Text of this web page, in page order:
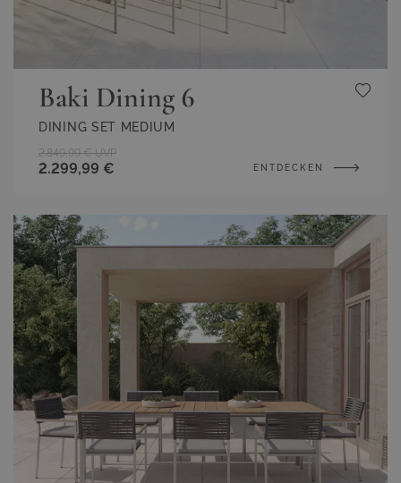
Baki Dining 6
DINING SET MEDIUM
2.299,99 €
2.849,99 € UVP
ENTDECKEN